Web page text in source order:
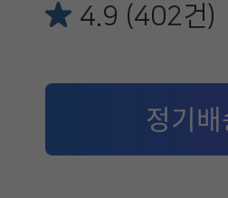
4.9 (402건)
정기